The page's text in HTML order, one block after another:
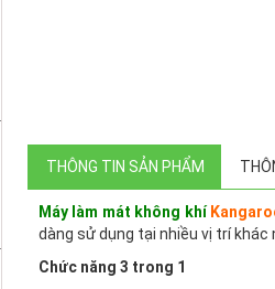
THÔNG TIN SẢN PHẨM
Máy làm mát không khí
dàng sử dụng tại nhiều vị trí khác
Chức năng 3 trong 1